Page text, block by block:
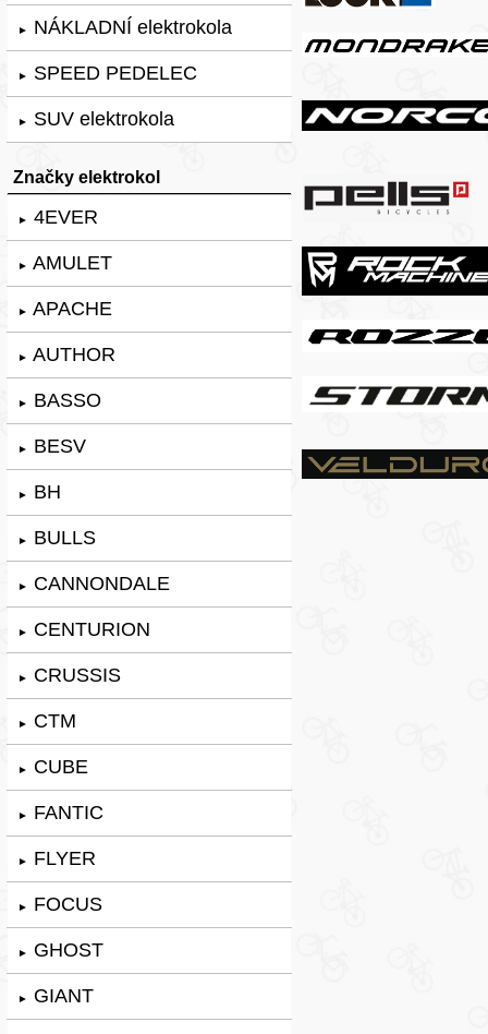
► NÁKLADNÍ elektrokola
► SPEED PEDELEC
► SUV elektrokola
Značky elektrokol
► 4EVER
► AMULET
► APACHE
► AUTHOR
► BASSO
► BESV
► BH
► BULLS
► CANNONDALE
► CENTURION
► CRUSSIS
► CTM
► CUBE
► FANTIC
► FLYER
► FOCUS
► GHOST
► GIANT